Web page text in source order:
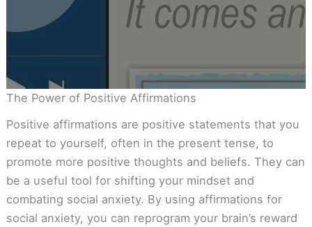
The Power of Positive Affirmations
Positive affirmations are positive statements that you
repeat to yourself, often in the present tense, to
promote more positive thoughts and beliefs. They can
be a useful tool for shifting your mindset and
combating social anxiety. By using affirmations for
social anxiety, you can reprogram your brain’s reward